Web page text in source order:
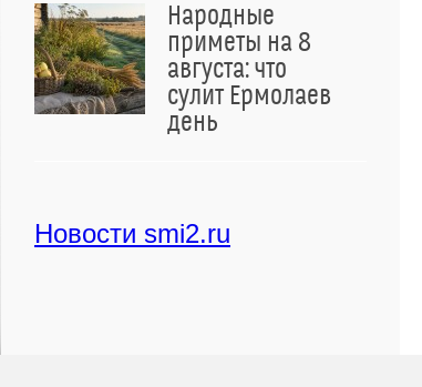
Народные
приметы на 8
августа: что
сулит Ермолаев
день
Новости smi2.ru